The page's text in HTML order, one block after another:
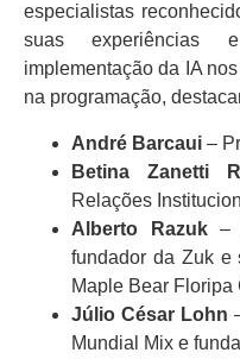
especialistas
suas experiências
implementação da IA
na programação,
André Barcaui –
Betina Zanetti
Relações
Alberto Razuk–
fundador da Zuk e
Maple Bear Floripa
Júlio César Lohn
Mundial Mix e